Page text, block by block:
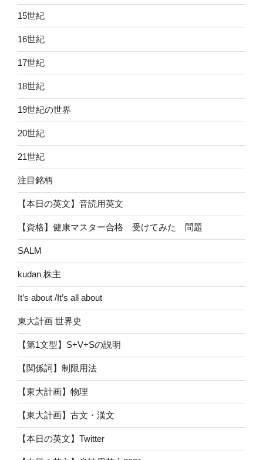
15世紀
16世紀
17世紀
18世紀
19世紀の世界
20世紀
21世紀
注目銘柄
【本日の英文】音読用英文
【資格】健康マスター合格 受けてみた 問題
SALM
kudan 株主
It’s about /It’s all about
東大計画 世界史
【第1文型】S+V+Sの説明
【関係詞】制限用法
【東大計画】物理
【東大計画】古文・漢文
【本日の英文】Twitter